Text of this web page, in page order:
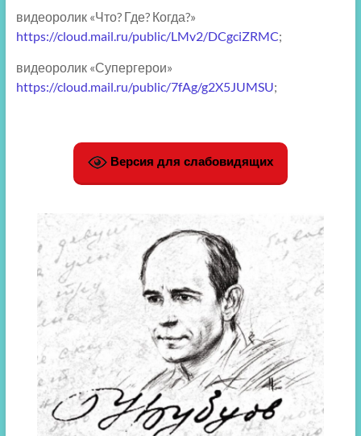
видеоролик «Что? Где? Когда?»
https://cloud.mail.ru/public/LMv2/DCgciZRMC;
видеоролик «Супергерои»
https://cloud.mail.ru/public/7fAg/g2X5JUMSU;
Версия для слабовидящих